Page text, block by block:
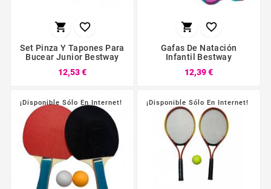
 
Set Pinza Y Tapones Para
Bucear Junior Bestway
12,53 €
 
Gafas De Natación
Infantil Bestway
12,39 €
¡Disponible Sólo En Internet! ¡Disponible Sólo En Internet!